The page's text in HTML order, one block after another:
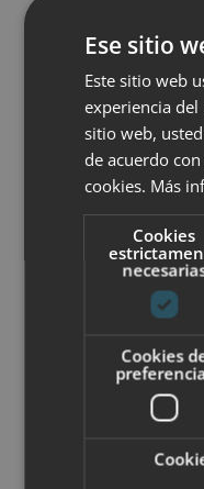
frotar,
al agua.
Seguimos
humedecido
ojos de forma
completo en
Después,para
lápiz de ojos,
toques con
agua micelar
pigmentos.
máscaras de
Para el
Ese sitio
Este sitio web
experiencia
sitio web,
de acuerdo
cookies. Más
Cookies
Cookies